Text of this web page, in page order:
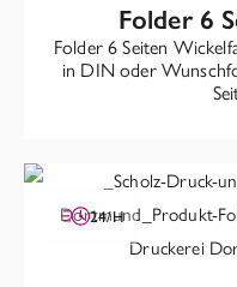
Folder 6
Folder 6 Seiten
in DIN oder
24/H